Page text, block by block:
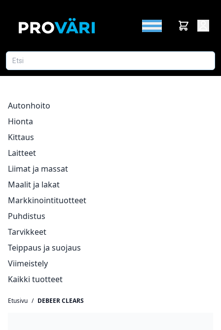
Autonhoito
Hionta
Kittaus
Laitteet
Liimat ja massat
Maalit ja lakat
Markkinointituotteet
Puhdistus
Tarvikkeet
Teippaus ja suojaus
Viimeistely
Kaikki tuotteet
Etusivu / DEBEER CLEARS